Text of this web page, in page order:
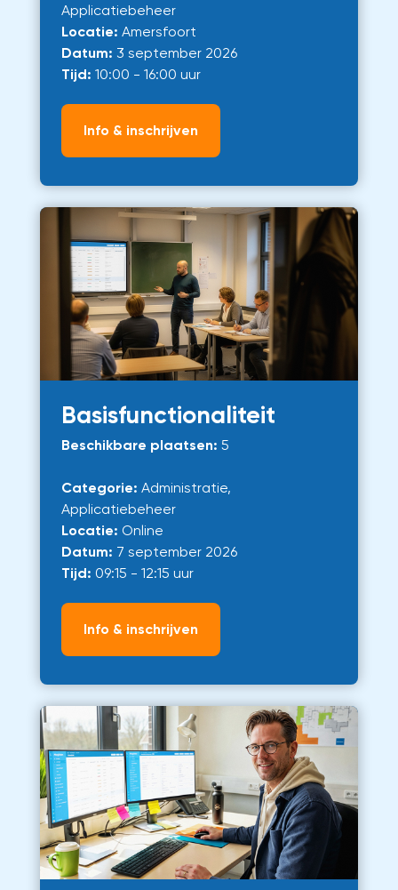
Applicatiebeheer
Locatie: Amersfoort
Datum: 3 september 2026
Tijd: 10:00 - 16:00 uur
Info & inschrijven
Basisfunctionaliteit
Beschikbare plaatsen: 5
Categorie: Administratie,
Applicatiebeheer
Locatie: Online
Datum: 7 september 2026
Tijd: 09:15 - 12:15 uur
Info & inschrijven